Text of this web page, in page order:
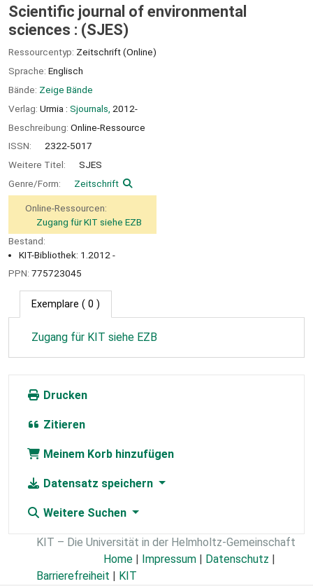
Scientific journal of environmental
sciences : (SJES)
Ressourcentyp: Zeitschrift (Online)
Sprache: Englisch
Bände: Zeige Bände
Verlag: Urmia : Sjournals, 2012-
Beschreibung: Online-Ressource
ISSN:
2322-5017
Weitere Titel:
SJES
Genre/Form:
Zeitschrift
Online-Ressourcen:
Zugang für KIT siehe EZB
Bestand:
KIT-Bibliothek: 1.2012 -
PPN: 775723045
Exemplare ( 0 )
Zugang für KIT siehe EZB
Drucken
Zitieren
Meinem Korb hinzufügen
Datensatz speichern
Weitere Suchen
KIT – Die Universität in der Helmholtz-Gemeinschaft
Home | Impressum | Datenschutz |
Barrierefreiheit | KIT